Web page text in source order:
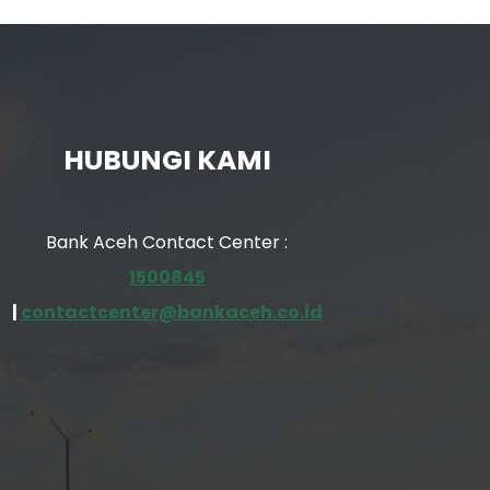
HUBUNGI KAMI
Bank Aceh Contact Center :
1500845
| contactcenter@bankaceh.co.id